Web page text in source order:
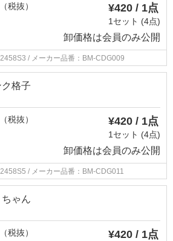
税抜） ¥420 / 1点
1セット (4点)
卸価格は会員のみ公開
/ メーカー品番：BM-CDG009
格子
税抜） ¥420 / 1点
1セット (4点)
卸価格は会員のみ公開
/ メーカー品番：BM-CDG011
ゃん
税抜） ¥420 / 1点